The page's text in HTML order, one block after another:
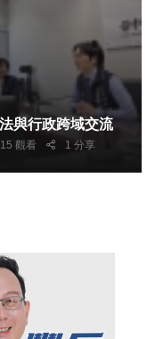
市府學習 強化司法與行政跨域交流
觀看 1 分享